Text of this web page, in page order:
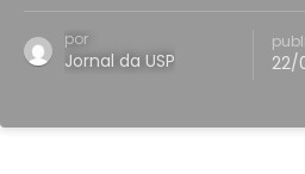
por
Jornal da USP 22/